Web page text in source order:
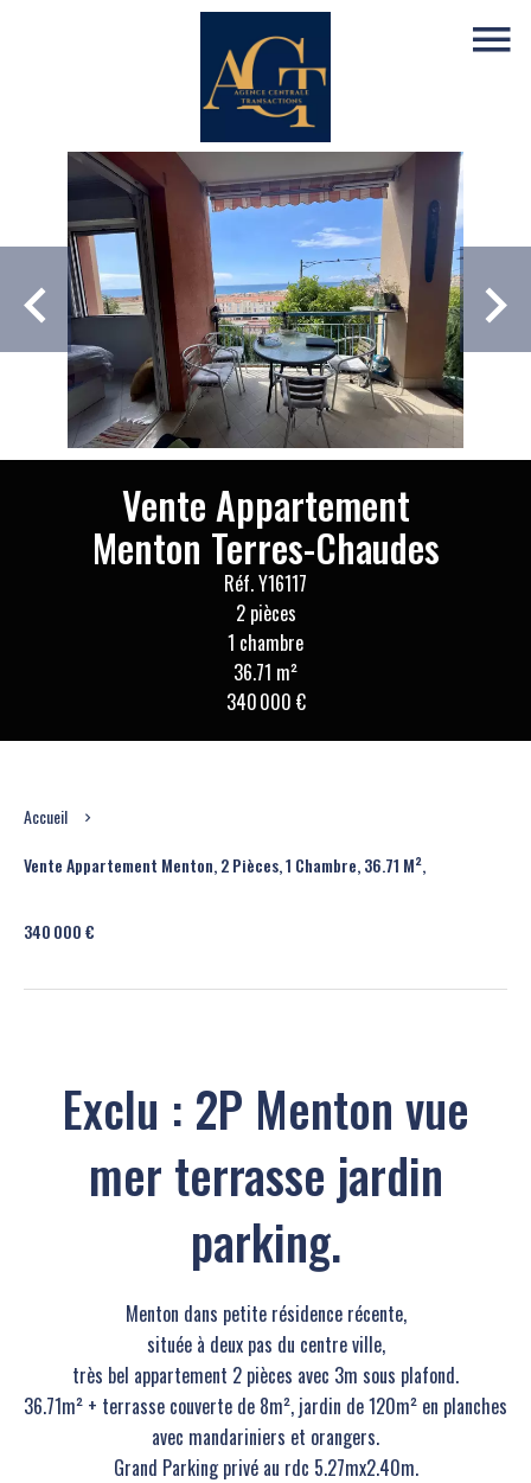
Vente Appartement
Menton Terres-Chaudes
Réf. Y16117
2 pièces
1 chambre
36.71 m²
340 000 €
Accueil
Vente Appartement Menton, 2 Pièces, 1 Chambre, 36.71 M²,
340 000 €
Exclu : 2P Menton vue
mer terrasse jardin
parking.
Menton dans petite résidence récente,
située à deux pas du centre ville,
très bel appartement 2 pièces avec 3m sous plafond.
36.71m² + terrasse couverte de 8m², jardin de 120m² en planches
avec mandariniers et orangers.
Grand Parking privé au rdc 5.27mx2.40m.